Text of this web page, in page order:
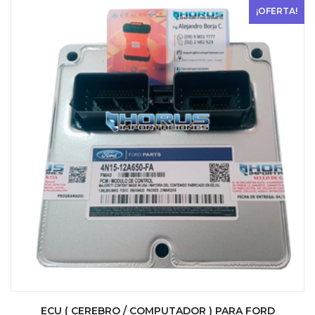
$ 800.
$ 700.
¡OFERTA!
ECU ( CEREBRO / COMPUTADOR ) PARA FORD